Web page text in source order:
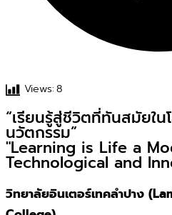
Views:8
“เรียนรู้สู่ชีวิตที่ทันสมัยใน
นวัตกรรม”
"Learning is Life a
Technological and
วิทยาลัยอินเตอร์เทคลำปาง